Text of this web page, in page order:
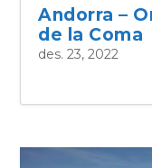
Andorra –
de la Coma
des. 23, 2022